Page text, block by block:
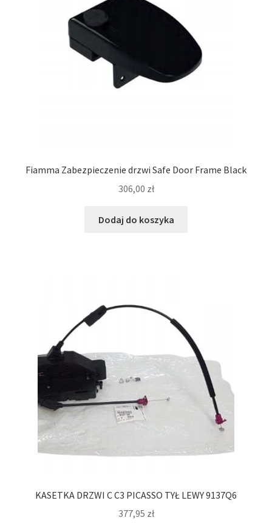
Fiamma Zabezpieczenie drzwi Safe Door Frame Black
306,00 zł
Dodaj do koszyka
KASETKA DRZWI C C3 PICASSO TYŁ LEWY 9137Q6
377,95 zł